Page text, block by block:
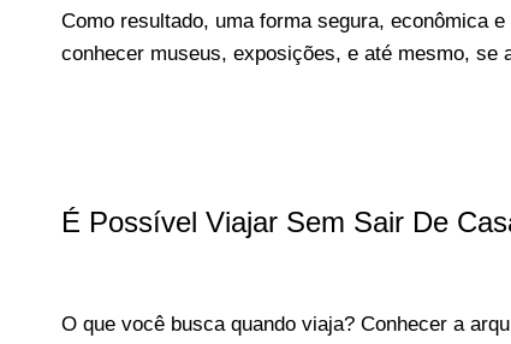
Como resultado, uma forma segura, econômica
conhecer museus, exposições, e até mesmo, se
É Possível Viajar Sem Sair De
O que você busca quando viaja? Conhecer a